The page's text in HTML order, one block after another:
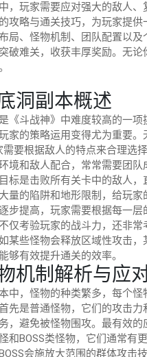
，玩家需要应对强大的敌人
攻略与通关技巧，为玩家提
局、怪物机制、团队配置以
破难关，收获丰厚奖励。无
洞副本概述
《斗战神》中难度较高的一
家的策略运用变得尤为重要
需要根据敌人的特点来合理选
境和敌人配合，常常需要团队
标是击败所有关卡中的敌人，
量的陷阱和地形限制，给玩
步提高，玩家需要根据每一层
仅考验玩家的战斗力，还非
某些怪物会释放区域性攻击
够有效提升通关的效率。
机制解析与应
中，怪物的种类繁多，每个
先是普通怪物，它们的攻击
，避免被怪物围攻。最有效
和BOSS类怪物，它们通常有
会施放大范围的群体攻击